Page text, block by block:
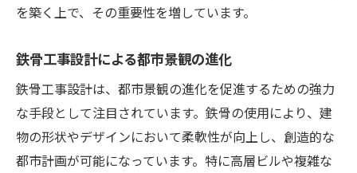
スマートセンサーによる安全性の向上
デジタル技術で進化する鉄骨工事の施工管理
デジタル技術が鉄骨工事に与える革新
施工管理の効率化を実現するデジタル技術
鉄骨工事におけるデジタルツールの活用法
デジタル技術で実現する精密な施工管理
を築く上で、その重要性を増しています。
鉄骨工事設計による都市景観の進化
鉄骨工事設計は、都市景観の進化を促進するための強力
な手段として注目されています。鉄骨の使用により、建
物の形状やデザインにおいて柔軟性が向上し、創造的な
都市計画が可能になっています。特に高層ビルや複雑な